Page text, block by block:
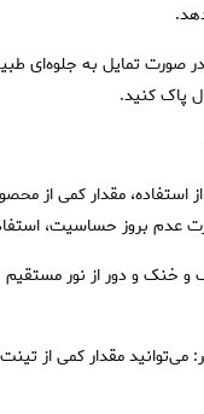
در صورت تمایل به جلوه‌ای
پاک کنید.
مقدار کمی از
بروز حساسیت،
خنک و دور از نور مستقیم
مقدار کمی از